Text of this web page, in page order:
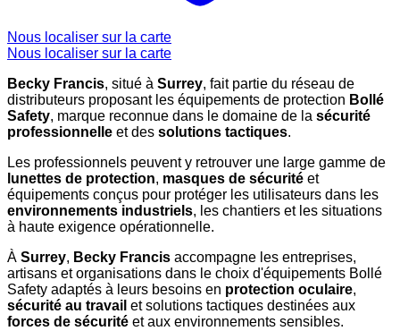
Nous localiser sur la carte
Nous localiser sur la carte
Becky Francis, situé à Surrey, fait partie du réseau de
distributeurs proposant les équipements de protection Bollé
Safety, marque reconnue dans le domaine de la sécurité
professionnelle et des solutions tactiques.
Les professionnels peuvent y retrouver une large gamme de
lunettes de protection, masques de sécurité et
équipements conçus pour protéger les utilisateurs dans les
environnements industriels, les chantiers et les situations
à haute exigence opérationnelle.
À Surrey, Becky Francis accompagne les entreprises,
artisans et organisations dans le choix d'équipements Bollé
Safety adaptés à leurs besoins en protection oculaire,
sécurité au travail et solutions tactiques destinées aux
forces de sécurité et aux environnements sensibles.